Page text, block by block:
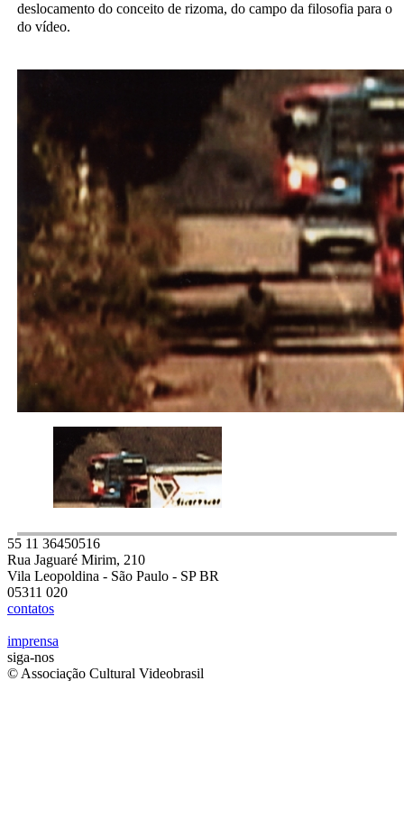
deslocamento do conceito de rizoma, do campo da filosofia para o
do vídeo.
55 11 36450516
Rua Jaguaré Mirim, 210
Vila Leopoldina - São Paulo - SP BR
05311 020
contatos
imprensa
siga-nos
© Associação Cultural Videobrasil